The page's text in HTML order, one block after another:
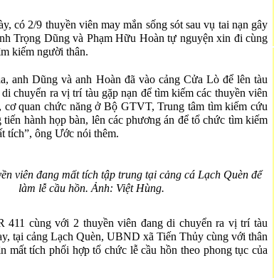
có 2/9 thuyền viên may mắn sống sót sau vụ tai nạn gây
Trọng Dũng và Phạm Hữu Hoàn tự nguyện xin đi cùng
kiếm người thân.
anh Dũng và anh Hoàn đã vào cảng Cửa Lò để lên tàu
chuyển ra vị trí tàu gặp nạn để tìm kiếm các thuyền viên
cơ quan chức năng ở Bộ GTVT, Trung tâm tìm kiếm cứu
tiến hành họp bàn, lên các phương án để tổ chức tìm kiếm
tích”, ông Ước nói thêm.
viên đang mất tích tập trung tại cảng cá Lạch Quèn để
làm lễ cầu hồn. Ảnh: Việt Hùng.
411 cùng với 2 thuyền viên đang di chuyển ra vị trí tàu
tại cảng Lạch Quèn, UBND xã Tiến Thủy cùng với thân
mất tích phối hợp tổ chức lễ cầu hồn theo phong tục của